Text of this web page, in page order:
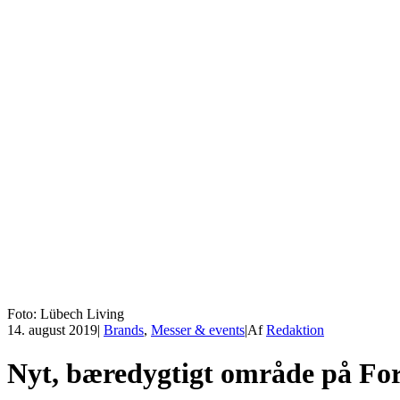
Foto: Lübech Living
14. august 2019| Brands, Messer & events|AfRedaktion
Nyt, bæredygtigt område på